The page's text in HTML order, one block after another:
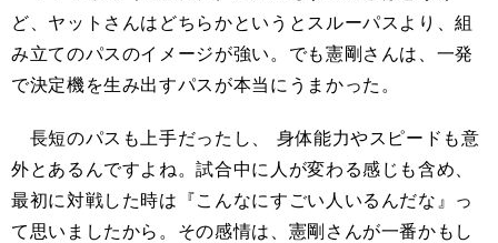
ど、ヤットさんはどちらかというとスルーパスより、組
み立てのパスのイメージが強い。でも憲剛さんは、一発
で決定機を生み出すパスが本当にうまかった。
長短のパスも上手だったし、 身体能力やスピードも意
外とあるんですよね。試合中に人が変わる感じも含め、
最初に対戦した時は『こんなにすごい人いるんだな』っ
て思いましたから。その感情は、憲剛さんが一番かもし